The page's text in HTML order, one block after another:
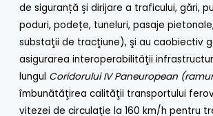
de siguranță și dirijare a traficului, gări,
poduri, podețe, tuneluri, pasaje
substaţii de tracţiune), şi au caobiectiv
asigurarea interoperabilităţii
lungul Coridorului IV Paneuropean
îmbunătăţirea calităţii transportului
vitezei de circulaţie la 160 km/h pentru